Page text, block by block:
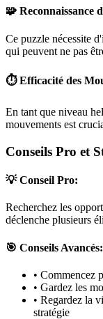
🧩 Reconnaissance
Ce puzzle nécessite
qui peuvent ne pas
⏱️ Efficacité des
En tant que niveau
mouvements est
Conseils Pro et
💡 Conseil Pro:
Recherchez les
déclenche plusieurs
🎯 Conseils Avancés:
• Commencez
• Gardez les
• Regardez la
stratégie